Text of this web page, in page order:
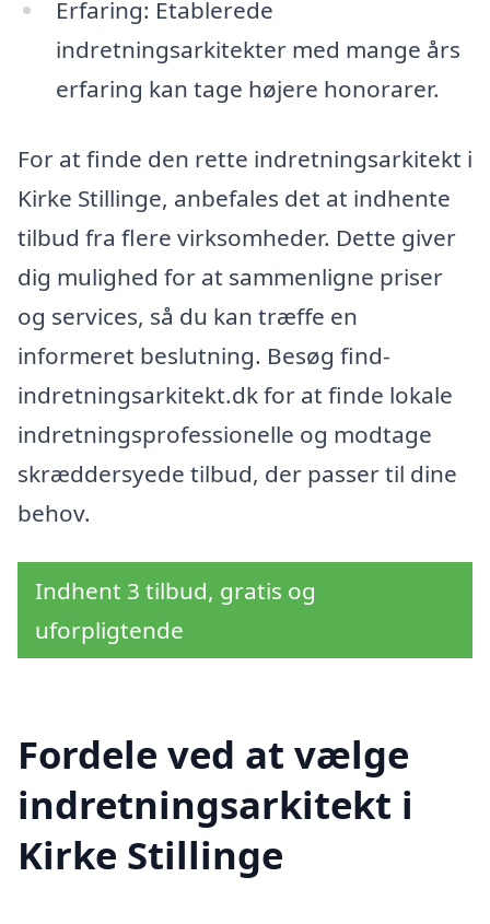
Erfaring: Etablerede
indretningsarkitekter med mange års
erfaring kan tage højere honorarer.
For at finde den rette indretningsarkitekt i
Kirke Stillinge, anbefales det at indhente
tilbud fra flere virksomheder. Dette giver
dig mulighed for at sammenligne priser
og services, så du kan træffe en
informeret beslutning. Besøg find-
indretningsarkitekt.dk for at finde lokale
indretningsprofessionelle og modtage
skræddersyede tilbud, der passer til dine
behov.
Indhent 3 tilbud, gratis og
uforpligtende
Fordele ved at vælge
indretningsarkitekt i
Kirke Stillinge